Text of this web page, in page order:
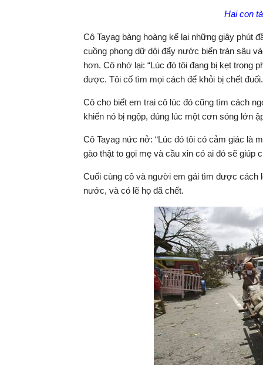
Hai con
Cô Tayag bàng hoàng kể lại những giây phút
cuồng phong dữ dội đẩy nước biển tràn sâu
hơn. Cô nhớ lại: “Lúc đó tôi đang bị kẹt trong
được. Tôi cố tìm mọi cách để khỏi bị chết
Cô cho biết em trai cô lúc đó cũng tìm cách
khiến nó bị ngộp, đúng lúc một cơn sóng lớn
Cô Tayag nức nở: “Lúc đó tôi có cảm giác là
gào thật to gọi mẹ và cầu xin có ai đó sẽ giúp
Cuối cùng cô và người em gái tìm được cách
nước, và có lẽ họ đã chết.